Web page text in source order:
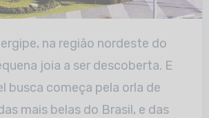
joia a ser descoberta. E
busca começa pela orla de
mais belas do Brasil, e das